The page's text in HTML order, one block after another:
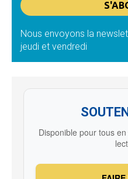
Nous envoyons la
jeudi et vendredi
Disponible pour tous